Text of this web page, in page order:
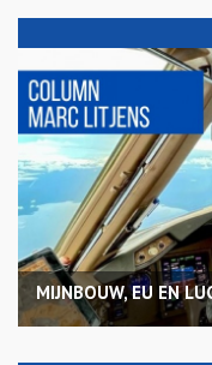
MIJNBOUW, EU EN